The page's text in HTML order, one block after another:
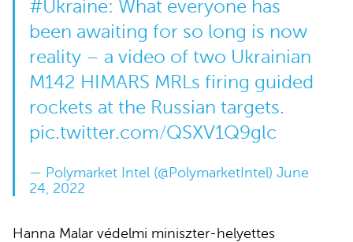
#Ukraine: What everyone has
been awaiting for so long is now
reality – a video of two Ukrainian
M142 HIMARS MRLs firing guided
rockets at the Russian targets.
pic.twitter.com/QSXV1Q9glc
— Polymarket Intel (@PolymarketIntel) June
24, 2022
Hanna Malar védelmi miniszter-helyettes